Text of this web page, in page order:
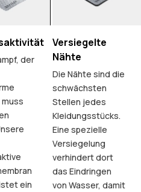
der
ein
Versiegelte
Nähte
Die Nähte sind die
schwächsten
Stellen jedes
Kleidungsstücks.
Eine spezielle
Versiegelung
verhindert dort
das Eindringen
von Wasser, damit